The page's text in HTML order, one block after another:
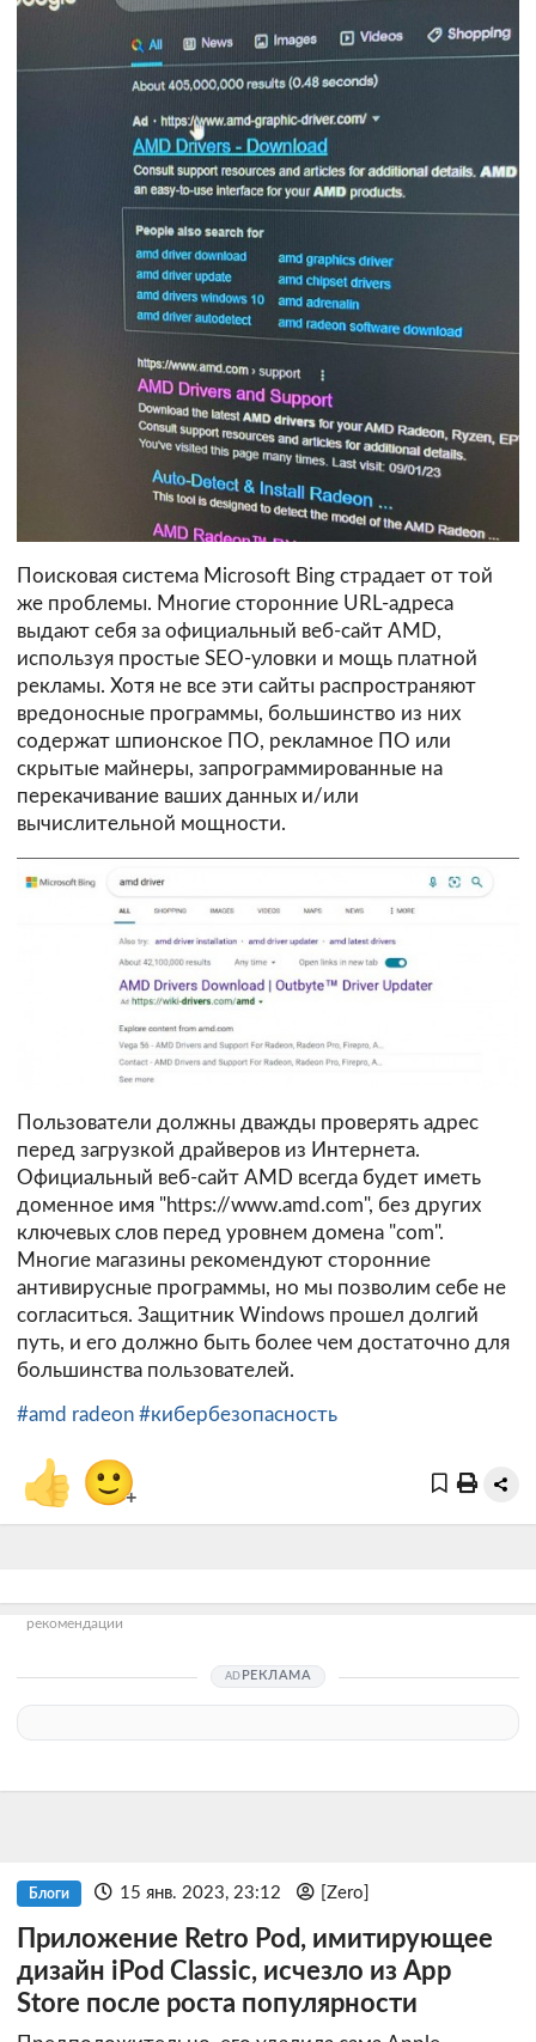
Поисковая система Microsoft Bing страдает от той
же проблемы. Многие сторонние URL-адреса
выдают себя за официальный веб-сайт AMD,
используя простые SEO-уловки и мощь платной
рекламы. Хотя не все эти сайты распространяют
вредоносные программы, большинство из них
содержат шпионское ПО, рекламное ПО или
скрытые майнеры, запрограммированные на
перекачивание ваших данных и/или
вычислительной мощности.
Пользователи должны дважды проверять адрес
перед загрузкой драйверов из Интернета.
Официальный веб-сайт AMD всегда будет иметь
доменное имя "https://www.amd.com", без других
ключевых слов перед уровнем домена "com".
Многие магазины рекомендуют сторонние
антивирусные программы, но мы позволим себе не
согласиться. Защитник Windows прошел долгий
путь, и его должно быть более чем достаточно для
большинства пользователей.
#amd radeon #кибербезопасность
👍 🙂+
рекомендации
РЕКЛАМА
Блоги 15 янв. 2023, 23:12 [Zero]
Приложение Retro Pod, имитирующее
дизайн iPod Classic, исчезло из App
Store после роста популярности